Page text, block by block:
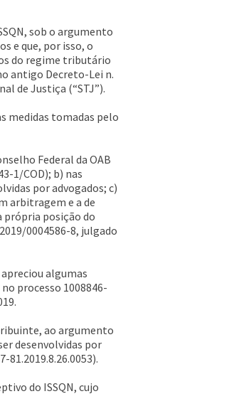
sob o argumento
e que, por isso, o
do regime tributário
antigo Decreto-Lei n.
de Justiça (“STJ”).
medidas tomadas pelo
Federal da OAB
1/COD); b) nas
por advogados; c)
arbitragem e a de
própria posição do
0004586-8, julgado
algumas
processo 1008846-
ao argumento
desenvolvidas por
do ISSQN, cujo